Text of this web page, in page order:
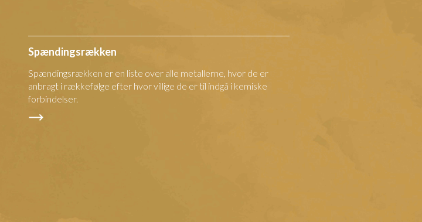
Spændingsrækken
Spændingsrækken er en liste over alle metallerne, hvor de er
anbragt i rækkefølge efter hvor villige de er til indgå i kemiske
forbindelser.